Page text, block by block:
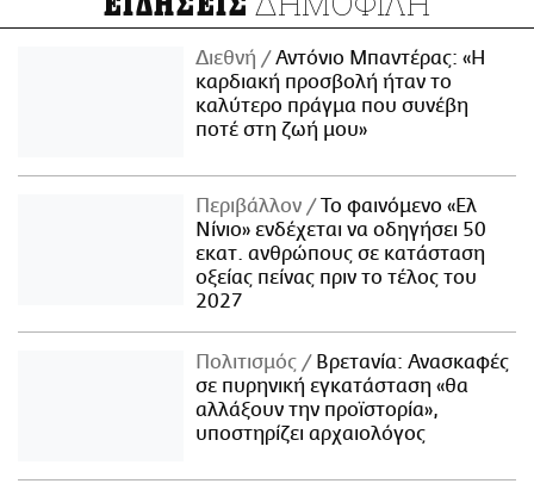
Διεθνή
Αντόνιο Μπαντέρας: «Η
καρδιακή προσβολή ήταν το
καλύτερο πράγμα που συνέβη
ποτέ στη ζωή μου»
Περιβάλλον
Το φαινόμενο «Ελ
Νίνιο» ενδέχεται να οδηγήσει 50
εκατ. ανθρώπους σε κατάσταση
οξείας πείνας πριν το τέλος του
2027
Πολιτισμός
Βρετανία: Ανασκαφές
σε πυρηνική εγκατάσταση «θα
αλλάξουν την προϊστορία»,
υποστηρίζει αρχαιολόγος